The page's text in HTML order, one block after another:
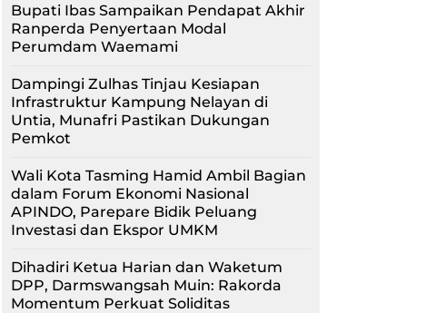
Bupati Ibas Sampaikan Pendapat Akhir
Ranperda Penyertaan Modal
Perumdam Waemami
Dampingi Zulhas Tinjau Kesiapan
Infrastruktur Kampung Nelayan di
Untia, Munafri Pastikan Dukungan
Pemkot
Wali Kota Tasming Hamid Ambil Bagian
dalam Forum Ekonomi Nasional
APINDO, Parepare Bidik Peluang
Investasi dan Ekspor UMKM
Dihadiri Ketua Harian dan Waketum
DPP, Darmswangsah Muin: Rakorda
Momentum Perkuat Soliditas